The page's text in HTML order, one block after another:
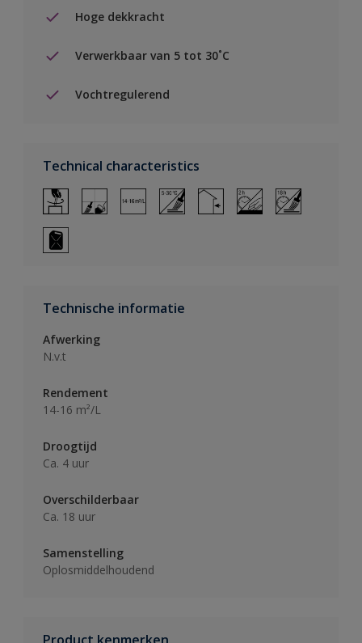
Hoge dekkracht
Verwerkbaar van 5 tot 30˚C
Vochtregulerend
Technical characteristics
Technische informatie
Afwerking
N.v.t
Rendement
14-16 m²/L
Droogtijd
Ca. 4 uur
Overschilderbaar
Ca. 18 uur
Samenstelling
Oplosmiddelhoudend